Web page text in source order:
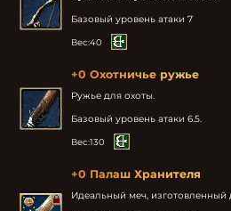
Базовый уровень атаки 7
Вес:40
+0 Охотничье ружье
Ружье для охоты.
Базовый уровень атаки 6.5.
Вес:130
+0 Палаш Хранителя
Идеальный меч,